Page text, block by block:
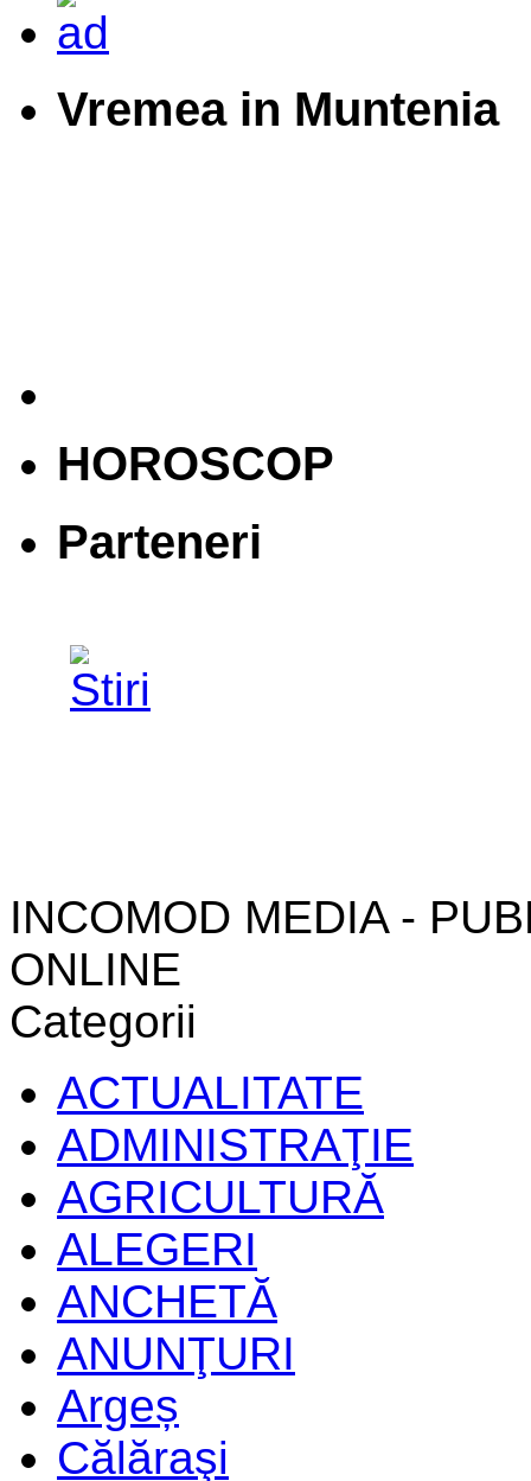
Vremea in Muntenia
HOROSCOP
Parteneri
INCOMOD MEDIA -
ONLINE
Categorii
ACTUALITATE
ADMINISTRAŢIE
AGRICULTURĂ
ALEGERI
ANCHETĂ
ANUNŢURI
Argeș
Călăraşi